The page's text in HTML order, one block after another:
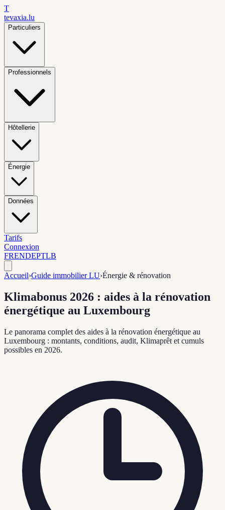
T
tevaxia.lu
Particuliers
Professionnels
Hôtellerie
Énergie
Données
Tarifs
Connexion
FRENDEPTLB
Accueil›Guide immobilier LU›Énergie & rénovation
Klimabonus 2026 : aides à la rénovation
énergétique au Luxembourg
Le panorama complet des aides à la rénovation énergétique au
Luxembourg : montants, conditions, audit, Klimaprêt et cumuls
possibles en 2026.